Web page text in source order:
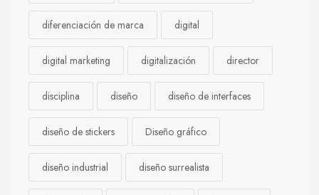
diferenciación de marca digital
digital marketing digitalización director
disciplina diseño diseño de interfaces
diseño de stickers Diseño gráfico
diseño industrial diseño surrealista